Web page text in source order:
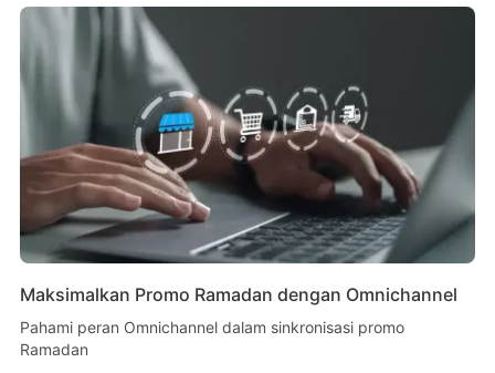
Maksimalkan Promo Ramadan dengan Omnichannel
Pahami peran Omnichannel dalam sinkronisasi promo
Ramadan